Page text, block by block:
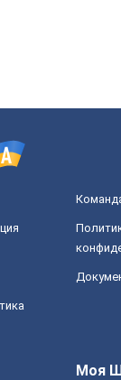
Моя